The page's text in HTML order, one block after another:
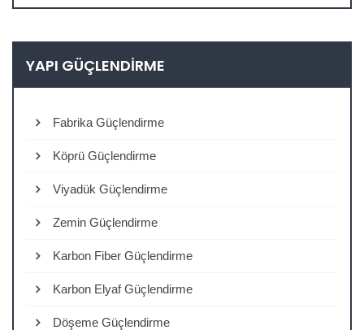
YAPI GÜÇLENDIRME
Fabrika Güçlendirme
Köprü Güçlendirme
Viyadük Güçlendirme
Zemin Güçlendirme
Karbon Fiber Güçlendirme
Karbon Elyaf Güçlendirme
Döşeme Güçlendirme